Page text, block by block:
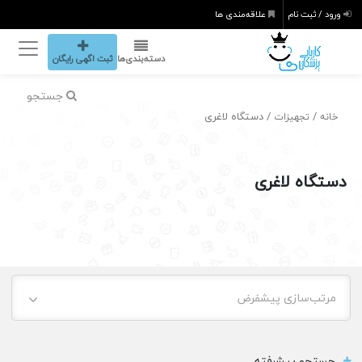
ورود / ثبت نام علاقه‌مندی ها
دسته‌بندی‌ها ثبت اگهی رایگان
جستجو
خانه / تجهیزات / دستگاه لاغری
دستگاه لاغری
مرتب‌سازی پیشفرض